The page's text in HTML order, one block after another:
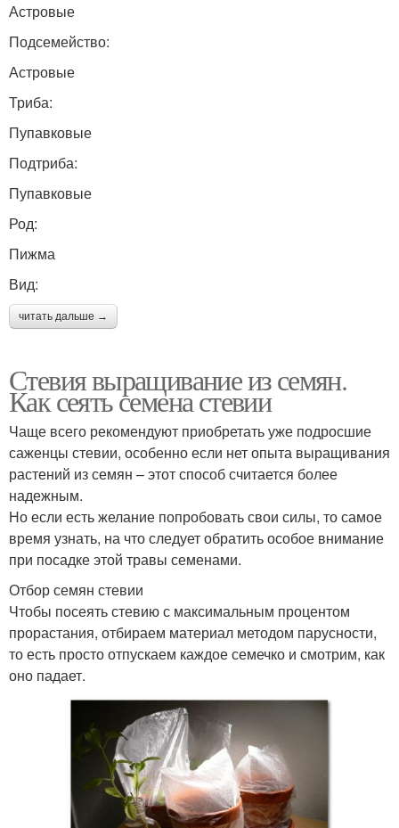
Астровые
Подсемейство:
Астровые
Триба:
Пупавковые
Подтриба:
Пупавковые
Род:
Пижма
Вид:
читать дальше →
Стевия выращивание из семян.
Как сеять семена стевии
Чаще всего рекомендуют приобретать уже подросшие
саженцы стевии, особенно если нет опыта выращивания
растений из семян – этот способ считается более
надежным.
Но если есть желание попробовать свои силы, то самое
время узнать, на что следует обратить особое внимание
при посадке этой травы семенами.
Отбор семян стевии
Чтобы посеять стевию с максимальным процентом
прорастания, отбираем материал методом парусности,
то есть просто отпускаем каждое семечко и смотрим, как
оно падает.